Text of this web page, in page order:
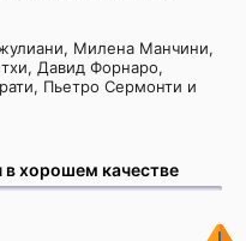
Милена Манчини,
Давид Форнаро,
Пьетро Сермонти и
в хорошем качестве